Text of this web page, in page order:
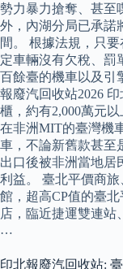
勢力暴力搶奪、甚至
外，內湖分局已承諾
間。 根據法規，只
定車輛沒有欠稅、罰
百餘臺的機車以及引
報廢汽回收站2026
櫃，約有2,000萬元
在非洲MIT的臺灣機
車，不論新舊款甚至
出口後被非洲當地居
利益。 臺北平價商
館，超高CP值的臺
店，臨近捷運雙連站
…
印北報廢汽回收站: